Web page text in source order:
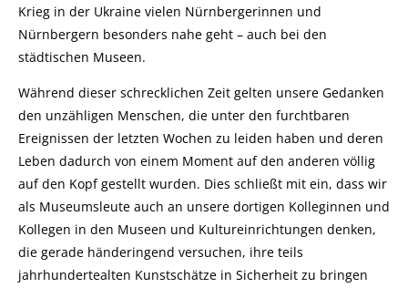
Krieg in der Ukraine vielen Nürnbergerinnen und
Nürnbergern besonders nahe geht – auch bei den
städtischen Museen.
Während dieser schrecklichen Zeit gelten unsere Gedanken
den unzähligen Menschen, die unter den furchtbaren
Ereignissen der letzten Wochen zu leiden haben und deren
Leben dadurch von einem Moment auf den anderen völlig
auf den Kopf gestellt wurden. Dies schließt mit ein, dass wir
als Museumsleute auch an unsere dortigen Kolleginnen und
Kollegen in den Museen und Kultureinrichtungen denken,
die gerade händeringend versuchen, ihre teils
jahrhundertealten Kunstschätze in Sicherheit zu bringen